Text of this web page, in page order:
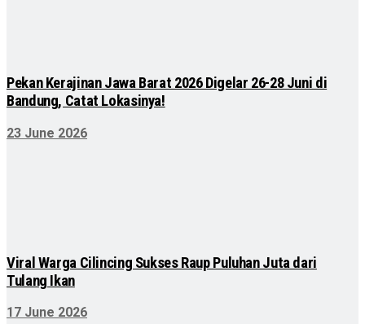
Pekan Kerajinan Jawa Barat 2026 Digelar 26-28 Juni di
Bandung, Catat Lokasinya!
23 June 2026
Viral Warga Cilincing Sukses Raup Puluhan Juta dari
Tulang Ikan
17 June 2026